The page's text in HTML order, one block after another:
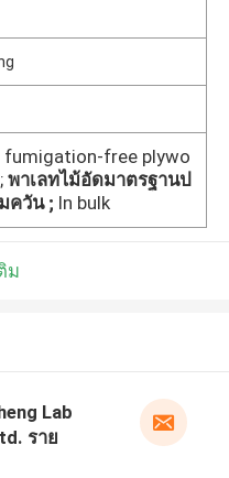
fumigation-free plywo
พาเลทไม้อัดมาตรฐานป
ควัน ; In bulk
ม
Lab
ราย